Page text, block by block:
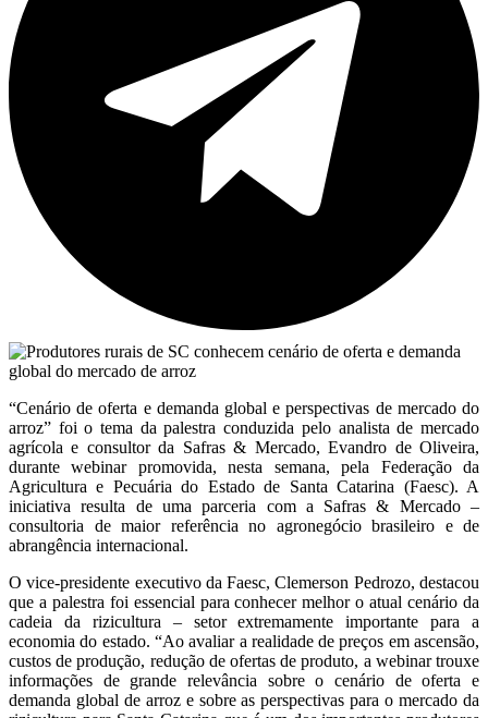
“Cenário de oferta e demanda global e perspectivas de mercado do
arroz” foi o tema da palestra conduzida pelo analista de mercado
agrícola e consultor da Safras & Mercado, Evandro de Oliveira,
durante webinar promovida, nesta semana, pela Federação da
Agricultura e Pecuária do Estado de Santa Catarina (Faesc). A
iniciativa resulta de uma parceria com a Safras & Mercado –
consultoria de maior referência no agronegócio brasileiro e de
abrangência internacional.
O vice-presidente executivo da Faesc, Clemerson Pedrozo, destacou
que a palestra foi essencial para conhecer melhor o atual cenário da
cadeia da rizicultura – setor extremamente importante para a
economia do estado. “Ao avaliar a realidade de preços em ascensão,
custos de produção, redução de ofertas de produto, a webinar trouxe
informações de grande relevância sobre o cenário de oferta e
demanda global de arroz e sobre as perspectivas para o mercado da